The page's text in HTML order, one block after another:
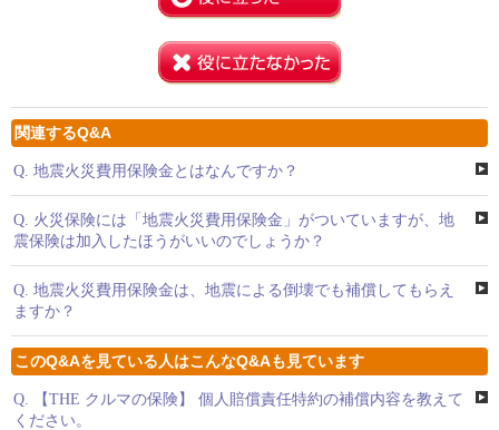
関連するQ&A
Q. 地震火災費用保険金とはなんですか？
Q. 火災保険には「地震火災費用保険金」がついていますが、地
震保険は加入したほうがいいのでしょうか？
Q. 地震火災費用保険金は、地震による倒壊でも補償してもらえ
ますか？
このQ&Aを見ている人はこんなQ&Aも見ています
Q.
【THE クルマの保険】 個人賠償責任特約の補償内容を教えて
ください。